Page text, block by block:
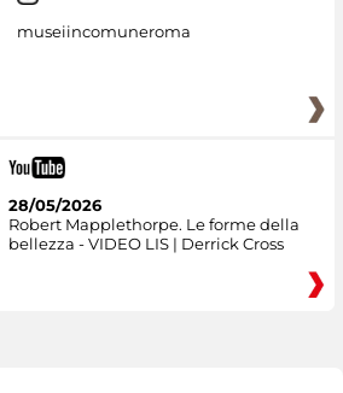
museiincomuneroma
28/05/2026
Robert Mapplethorpe. Le forme della
bellezza - VIDEO LIS | Derrick Cross